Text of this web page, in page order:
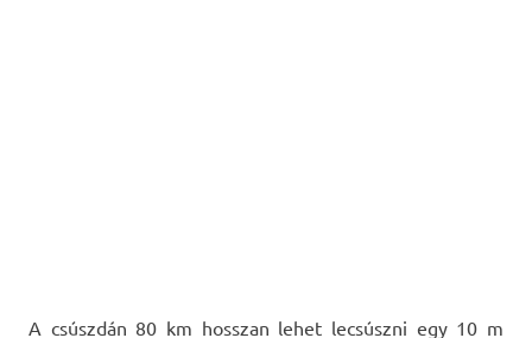
A csúszdán 80 km hosszan lehet lecsúszni egy 10 m